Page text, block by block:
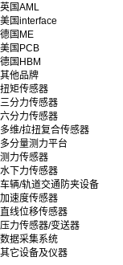
英国AML
美国interface
德国ME
美国PCB
德国HBM
其他品牌
扭矩传感器
三分力传感器
六分力传感器
多维/拉扭复合传感器
多分量测力平台
测力传感器
水下力传感器
车辆/轨道交通防夹设备
加速度传感器
直线位移传感器
压力传感器/变送器
数据采集系统
其它设备及仪器